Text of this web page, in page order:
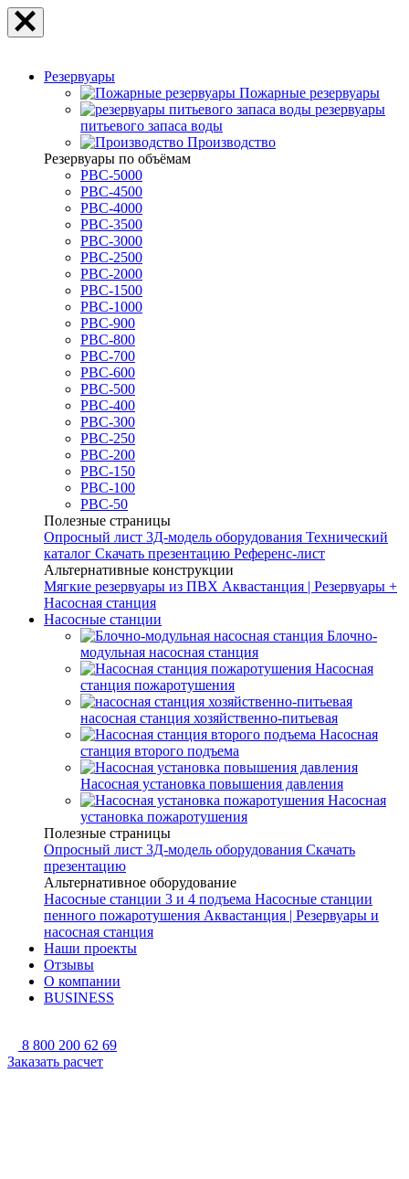
Резервуары
Пожарные резервуары
резервуары
питьевого запаса воды
Производство
Резервуары по объёмам
РВС-5000
РВС-4500
РВС-4000
РВС-3500
РВС-3000
РВС-2500
РВС-2000
РВС-1500
РВС-1000
РВС-900
РВС-800
РВС-700
РВС-600
РВС-500
РВС-400
РВС-300
РВС-250
РВС-200
РВС-150
РВС-100
РВС-50
Полезные страницы
Опросный лист 3Д-модель оборудования Технический
каталог Скачать презентацию Референс-лист
Альтернативные конструкции
Мягкие резервуары из ПВХ Аквастанция | Резервуары +
Насосная станция
Насосные станции
Блочно-
модульная насосная станция
Насосная
станция пожаротушения
насосная станция хозяйственно-питьевая
Насосная
станция второго подъема
Насосная установка повышения давления
Насосная
установка пожаротушения
Полезные страницы
Опросный лист 3Д-модель оборудования Скачать
презентацию
Альтернативное оборудование
Насосные станции 3 и 4 подъема Насосные станции
пенного пожаротушения Аквастанция | Резервуары и
насосная станция
Наши проекты
Отзывы
О компании
BUSINESS
8 800 200 62 69
Заказать расчет